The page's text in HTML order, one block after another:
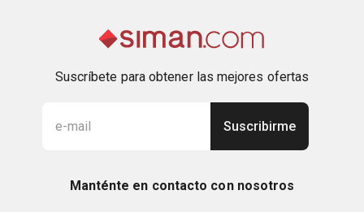
Suscríbete para obtener las mejores ofertas
Suscribirme
Manténte en contacto con nosotros